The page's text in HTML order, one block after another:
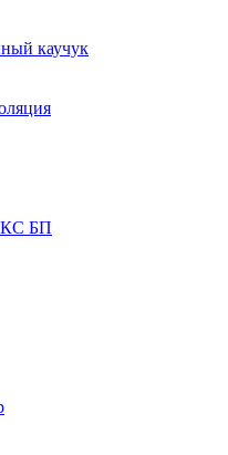
каучук
БП